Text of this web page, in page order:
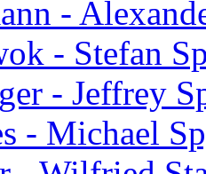
-
- Stefan
- Jeffrey
- Michael